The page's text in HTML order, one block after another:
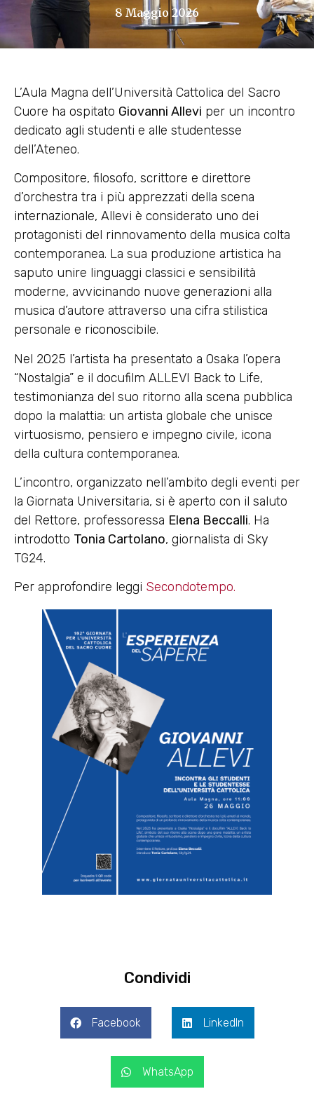
8 Maggio 2026
L’Aula Magna dell’Università Cattolica del Sacro
Cuore ha ospitato Giovanni Allevi per un incontro
dedicato agli studenti e alle studentesse
dell’Ateneo.
Compositore, filosofo, scrittore e direttore
d’orchestra tra i più apprezzati della scena
internazionale, Allevi è considerato uno dei
protagonisti del rinnovamento della musica colta
contemporanea. La sua produzione artistica ha
saputo unire linguaggi classici e sensibilità
moderne, avvicinando nuove generazioni alla
musica d’autore attraverso una cifra stilistica
personale e riconoscibile.
Nel 2025 l’artista ha presentato a Osaka l’opera
“Nostalgia” e il docufilm ALLEVI Back to Life,
testimonianza del suo ritorno alla scena pubblica
dopo la malattia: un artista globale che unisce
virtuosismo, pensiero e impegno civile, icona
della cultura contemporanea.
L’incontro, organizzato nell’ambito degli eventi per
la Giornata Universitaria, si è aperto con il saluto
del Rettore, professoressa Elena Beccalli. Ha
introdotto Tonia Cartolano, giornalista di Sky
TG24.
Per approfondire leggi Secondotempo.
Condividi
Facebook LinkedIn
WhatsApp